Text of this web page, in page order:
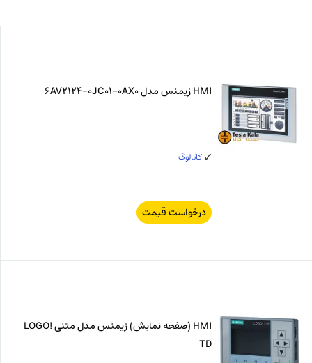
HMI زیمنس مدل 6AV2124-0JC01-0AX0
کاتالوگ
درخواست قیمت
HMI (صفحه نمایش) زیمنس مدل متنی LOGO!
TD